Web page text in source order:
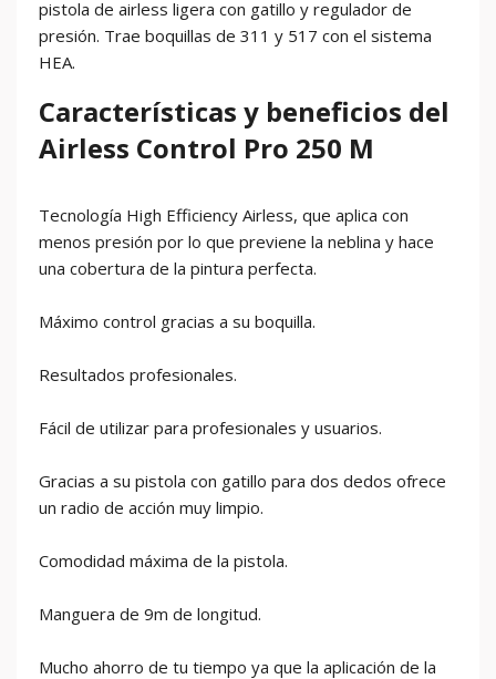
pistola de airless ligera con gatillo y regulador de
presión. Trae boquillas de 311 y 517 con el sistema
HEA.
Características y beneficios del
Airless Control Pro 250 M
Tecnología High Efficiency Airless, que aplica con
menos presión por lo que previene la neblina y hace
una cobertura de la pintura perfecta.
Máximo control gracias a su boquilla.
Resultados profesionales.
Fácil de utilizar para profesionales y usuarios.
Gracias a su pistola con gatillo para dos dedos ofrece
un radio de acción muy limpio.
Comodidad máxima de la pistola.
Manguera de 9m de longitud.
Mucho ahorro de tu tiempo ya que la aplicación de la